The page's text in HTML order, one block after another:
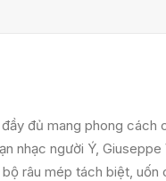
đủ mang phong
nhạc người Ý, Giuseppe
râu mép tách biệt, uốn